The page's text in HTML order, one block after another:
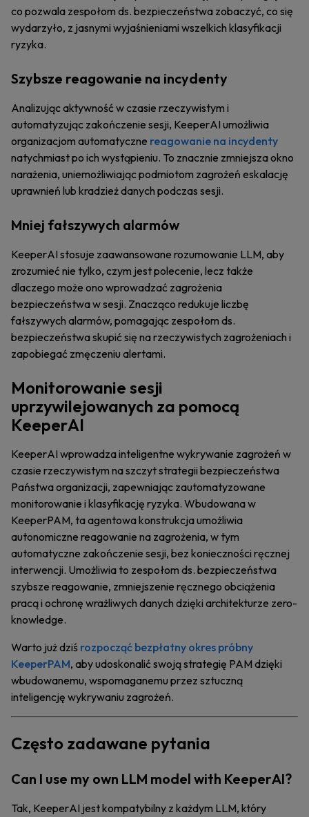
co pozwala zespołom ds. bezpieczeństwa zobaczyć, co się
wydarzyło, z jasnymi wyjaśnieniami wszelkich klasyfikacji
ryzyka.
Szybsze reagowanie na incydenty
Analizując aktywność w czasie rzeczywistym i
automatyzując zakończenie sesji, KeeperAI umożliwia
organizacjom automatyczne reagowanie na incydenty
natychmiast po ich wystąpieniu. To znacznie zmniejsza okno
narażenia, uniemożliwiając podmiotom zagrożeń eskalację
uprawnień lub kradzież danych podczas sesji.
Mniej fałszywych alarmów
KeeperAI stosuje zaawansowane rozumowanie LLM, aby
zrozumieć nie tylko, czym jest polecenie, lecz także
dlaczego może ono wprowadzać zagrożenia
bezpieczeństwa w sesji. Znacząco redukuje liczbę
fałszywych alarmów, pomagając zespołom ds.
bezpieczeństwa skupić się na rzeczywistych zagrożeniach i
zapobiegać zmęczeniu alertami.
Monitorowanie sesji
uprzywilejowanych za pomocą
KeeperAI
KeeperAI wprowadza inteligentne wykrywanie zagrożeń w
czasie rzeczywistym na szczyt strategii bezpieczeństwa
Państwa organizacji, zapewniając zautomatyzowane
monitorowanie i klasyfikację ryzyka. Wbudowana w
KeeperPAM, ta agentowa konstrukcja umożliwia
autonomiczne reagowanie na zagrożenia, w tym
automatyczne zakończenie sesji, bez konieczności ręcznej
interwencji. Umożliwia to zespołom ds. bezpieczeństwa
szybsze reagowanie, zmniejszenie ręcznego obciążenia
pracą i ochronę wrażliwych danych dzięki architekturze zero-
knowledge.
Warto już dziś rozpocząć bezpłatny okres próbny
KeeperPAM, aby udoskonalić swoją strategię PAM dzięki
wbudowanemu, wspomaganemu przez sztuczną
inteligencję wykrywaniu zagrożeń.
Często zadawane pytania
Can I use my own LLM model with KeeperAI?
Tak, KeeperAI jest kompatybilny z każdym LLM, który